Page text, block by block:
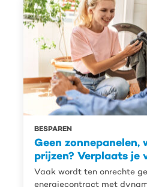
BESPAREN
Geen zonnepanelen,
prijzen? Verplaats je
Vaak wordt ten onrechte
energiecontract met